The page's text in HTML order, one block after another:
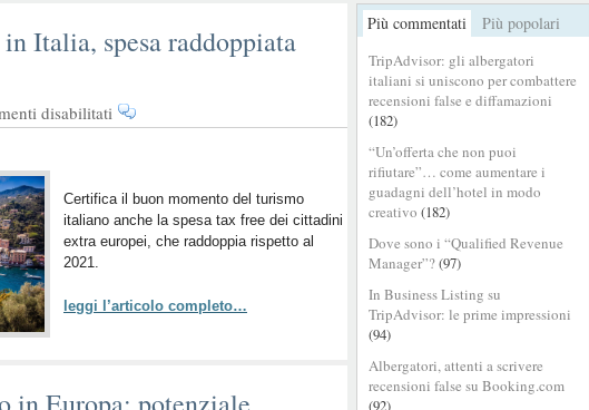
Più commentati Più popolari
TripAdvisor: gli albergatori
italiani si uniscono per combattere
recensioni false e diffamazioni
(182)
“Un’offerta che non puoi
rifiutare”… come aumentare i
guadagni dell’hotel in modo
creativo (182)
Dove sono i “Qualified Revenue
Manager”?(97)
In Business Listing su
TripAdvisor: le prime impressioni
(94)
Albergatori, attenti a scrivere
recensioni false su Booking.com
(92)
Italia, spesa raddoppiata
disabilitati su
Turisti
Italia,
spesa
raddoppiata
2021
Certifica il buon momento del turismo
italiano anche la spesa tax free dei cittadini
extra europei, che raddoppia rispetto al
2021.
leggi l’articolo completo…